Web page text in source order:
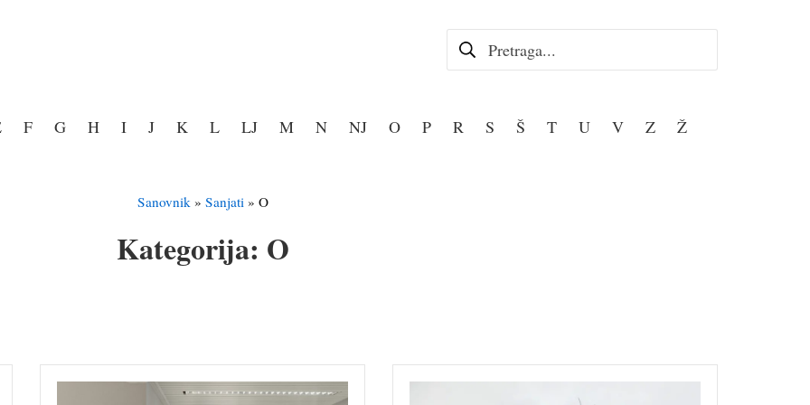
Pretraga za:
F G H I J K L LJ M N NJ O P R S Š T U V Z Ž
Sanovnik» Sanjati» O
Kategorija: O